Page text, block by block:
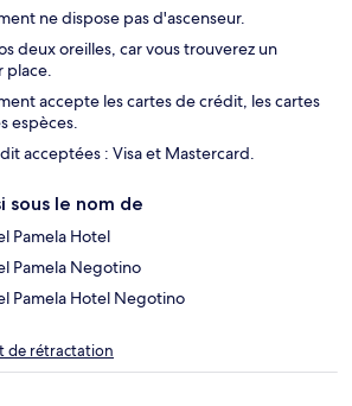
ne dispose pas d'ascenseur.
deux oreilles, car vous trouverez un
place.
accepte les cartes de crédit, les cartes
espèces.
acceptées : Visa et Mastercard.
sous le nom de
Pamela Hotel
Pamela Negotino
Pamela Hotel Negotino
de rétractation